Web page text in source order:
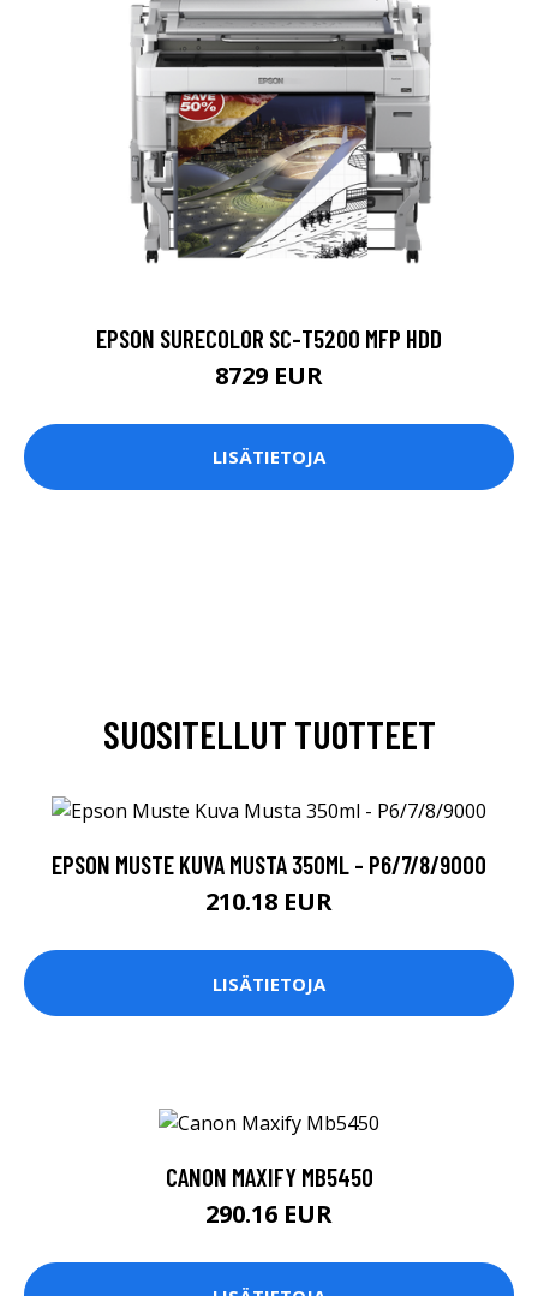
EPSON SURECOLOR SC-T5200 MFP HDD
8729 EUR
LISÄTIETOJA
SUOSITELLUT TUOTTEET
EPSON MUSTE KUVA MUSTA 350ML - P6/7/8/9000
210.18 EUR
LISÄTIETOJA
CANON MAXIFY MB5450
290.16 EUR